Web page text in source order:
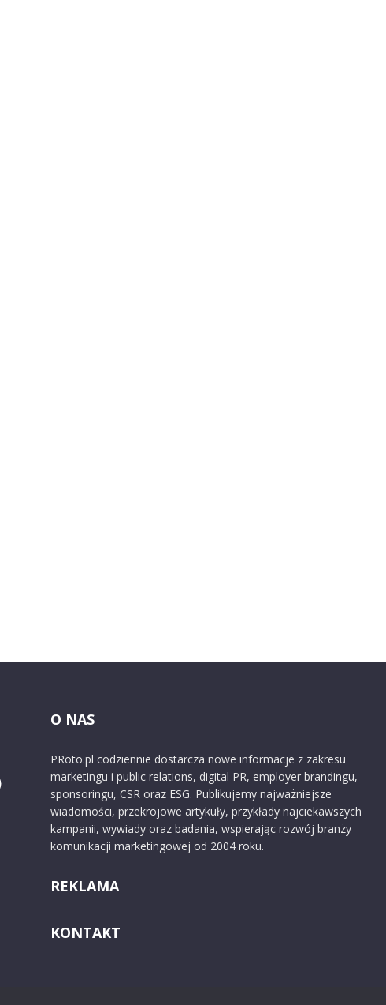
O NAS
PRoto.pl codziennie dostarcza nowe informacje z zakresu
marketingu i public relations, digital PR, employer brandingu,
sponsoringu, CSR oraz ESG. Publikujemy najważniejsze
wiadomości, przekrojowe artykuły, przykłady najciekawszych
kampanii, wywiady oraz badania, wspierając rozwój branży
komunikacji marketingowej od 2004 roku.
REKLAMA
KONTAKT